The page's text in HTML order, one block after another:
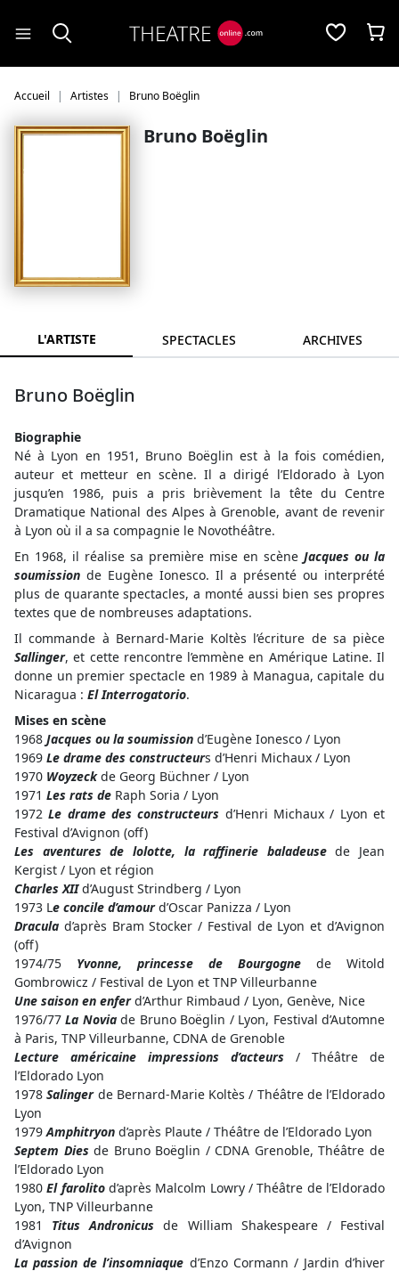
Accueil Artistes Bruno Boëglin
Bruno Boëglin
L'ARTISTE SPECTACLES ARCHIVES
Bruno Boëglin
Biographie
Né à Lyon en 1951, Bruno Boëglin est à la fois comédien,
auteur et metteur en scène. Il a dirigé l’Eldorado à Lyon
jusqu’en 1986, puis a pris brièvement la tête du Centre
Dramatique National des Alpes à Grenoble, avant de revenir
à Lyon où il a sa compagnie le Novothéâtre.
En 1968, il réalise sa première mise en scène Jacques ou la
soumission de Eugène Ionesco. Il a présenté ou interprété
plus de quarante spectacles, a monté aussi bien ses propres
textes que de nombreuses adaptations.
Il commande à Bernard-Marie Koltès l’écriture de sa pièce
Sallinger, et cette rencontre l’emmène en Amérique Latine. Il
donne un premier spectacle en 1989 à Managua, capitale du
Nicaragua : El Interrogatorio.
Mises en scène
1968 Jacques ou la soumission d’Eugène Ionesco / Lyon
1969 Le drame des constructeurs d’Henri Michaux / Lyon
1970 Woyzeckde Georg Büchner / Lyon
1971 Les rats de Raph Soria / Lyon
1972Le drame des constructeurs d’Henri Michaux / Lyon et
Festival d’Avignon (off)
Les aventures de lolotte, la raffinerie baladeusede Jean
Kergist / Lyon et région
Charles XIId’August Strindberg / Lyon
1973 Le concile d’amourd’Oscar Panizza / Lyon
Dracula d’après Bram Stocker / Festival de Lyon et d’Avignon
(off)
1974/75 Yvonne, princesse de Bourgogne de Witold
Gombrowicz / Festival de Lyon et TNP Villeurbanne
Une saison en enferd’Arthur Rimbaud / Lyon, Genève, Nice
1976/77 La Noviade Bruno Boëglin / Lyon, Festival d’Automne
à Paris, TNP Villeurbanne, CDNA de Grenoble
Lecture américaine impressions d’acteurs / Théâtre de
l’Eldorado Lyon
1978Salinger de Bernard-Marie Koltès / Théâtre de l’Eldorado
Lyon
1979Amphitryon d’après Plaute / Théâtre de l’Eldorado Lyon
Septem Diesde Bruno Boëglin / CDNA Grenoble, Théâtre de
l’Eldorado Lyon
1980El farolitod’après Malcolm Lowry / Théâtre de l’Eldorado
Lyon, TNP Villeurbanne
1981 Titus Andronicus de William Shakespeare / Festival
d’Avignon
La passion de l’insomniaque d’Enzo Cormann / Jardin d’hiver